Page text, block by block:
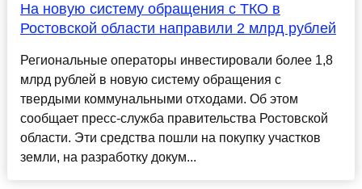
На новую систему обращения с ТКО в
Ростовской области направили 2 млрд рублей
Региональные операторы инвестировали более 1,8
млрд рублей в новую систему обращения с
твердыми коммунальными отходами. Об этом
сообщает пресс-служба правительства Ростовской
области. Эти средства пошли на покупку участков
земли, на разработку докум...